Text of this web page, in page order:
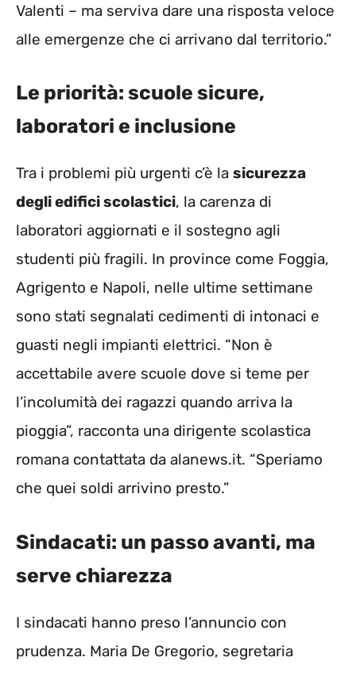
Valenti – ma serviva dare una risposta veloce
alle emergenze che ci arrivano dal territorio.”
Le priorità: scuole sicure,
laboratori e inclusione
Tra i problemi più urgenti c’è la sicurezza
degli edifici scolastici, la carenza di
laboratori aggiornati e il sostegno agli
studenti più fragili. In province come Foggia,
Agrigento e Napoli, nelle ultime settimane
sono stati segnalati cedimenti di intonaci e
guasti negli impianti elettrici. “Non è
accettabile avere scuole dove si teme per
l’incolumità dei ragazzi quando arriva la
pioggia”, racconta una dirigente scolastica
romana contattata da alanews.it. “Speriamo
che quei soldi arrivino presto.”
Sindacati: un passo avanti, ma
serve chiarezza
I sindacati hanno preso l’annuncio con
prudenza. Maria De Gregorio, segretaria